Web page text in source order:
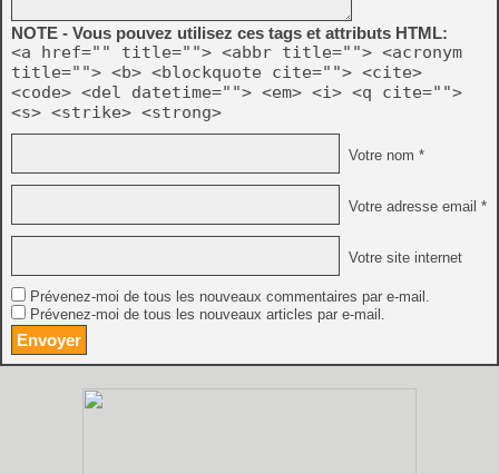
NOTE - Vous pouvez utilisez ces tags et attributs HTML:
<a href="" title=""> <abbr title=""> <acronym
title=""> <b> <blockquote cite=""> <cite>
<code> <del datetime=""> <em> <i> <q cite="">
<s> <strike> <strong>
Votre nom *
Votre adresse email *
Votre site internet
Prévenez-moi de tous les nouveaux commentaires par e-mail.
Prévenez-moi de tous les nouveaux articles par e-mail.